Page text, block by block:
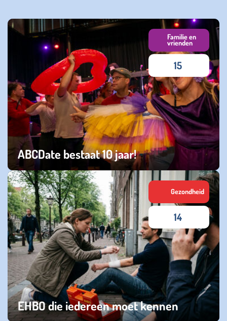
ABCDate bestaat 10 jaar!
dinsdag 02 juni 2026
Familie en
vrienden
15
EHBO die iedereen moet kennen
Gezondheid
14